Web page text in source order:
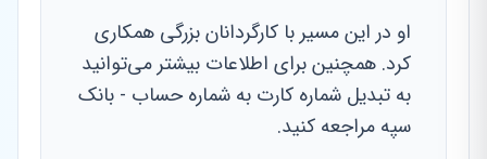
او در این مسیر با کارگردانان بزرگی همکاری
کرد. همچنین برای اطلاعات بیشتر می‌توانید
به تبدیل شماره کارت به شماره حساب - بانک
سپه مراجعه کنید.